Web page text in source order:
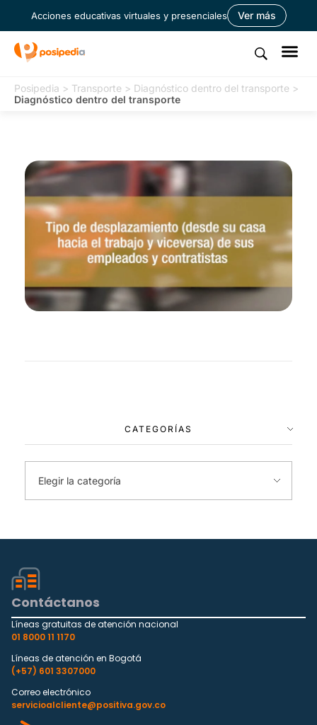
Acciones educativas virtuales y presenciales Ver más
Posipedia > Transporte > Diagnóstico dentro del transporte >
Diagnóstico dentro del transporte
CATEGORÍAS
Contáctanos
Líneas gratuitas de atención nacional
01 8000 11 1170
Líneas de atención en Bogotá
(+57) 601 3307000
Correo electrónico
servicioalcliente@positiva.gov.co